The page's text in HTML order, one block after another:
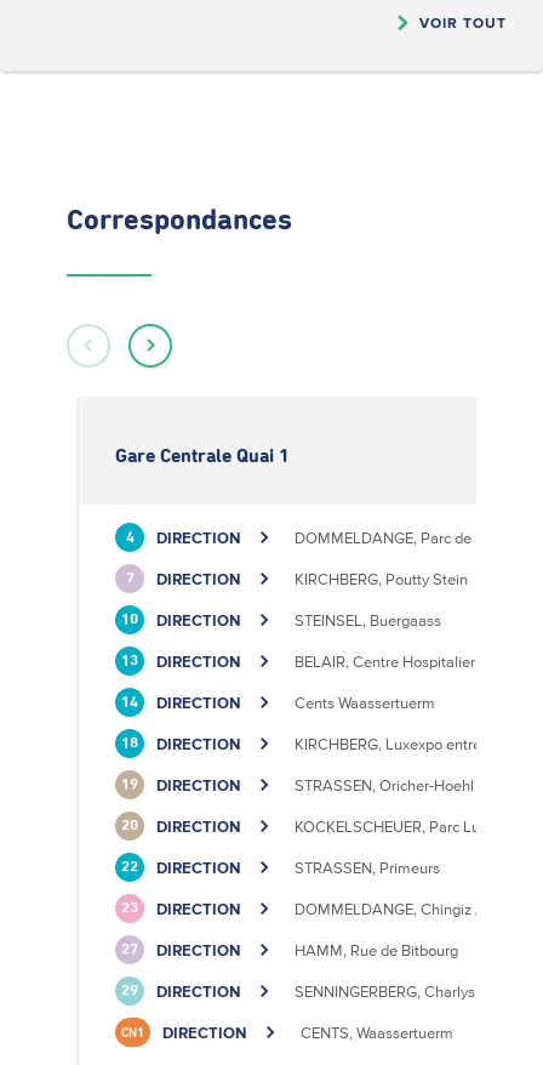
VOIR TOUT
Correspondances
Gare Centrale Quai 1
4 DIRECTION DOMMELDANGE, Parc de l'Europe
7 DIRECTION KIRCHBERG, Poutty Stein
10 DIRECTION STEINSEL, Buergaass
13 DIRECTION BELAIR, Centre Hospitalier
14 DIRECTION Cents Waassertuerm
18 DIRECTION KIRCHBERG, Luxexpo entrée Sud
19 DIRECTION STRASSEN, Oricher-Hoehl
20 DIRECTION KOCKELSCHEUER, Parc Luxite
22 DIRECTION STRASSEN, Primeurs
23 DIRECTION DOMMELDANGE, Chingiz Aitmatov
27 DIRECTION HAMM, Rue de Bitbourg
29 DIRECTION SENNINGERBERG, Charlys Statioun
CN1 DIRECTION CENTS, Waassertuerm